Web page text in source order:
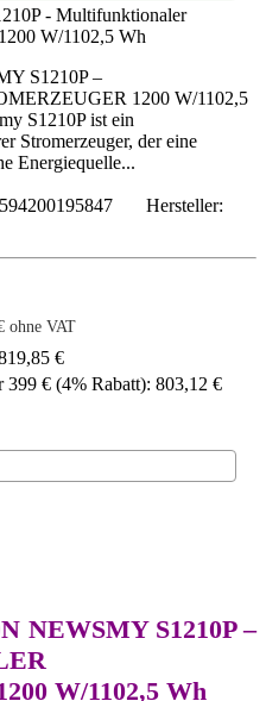
S1210P –
1200 W/1102,5
S1210P ist ein
Stromerzeuger, der eine
Energiequelle...
Hersteller:
ohne VAT
€
399 € (4% Rabatt): 803,12 €
NEWSMY S1210P –
W/1102,5 Wh